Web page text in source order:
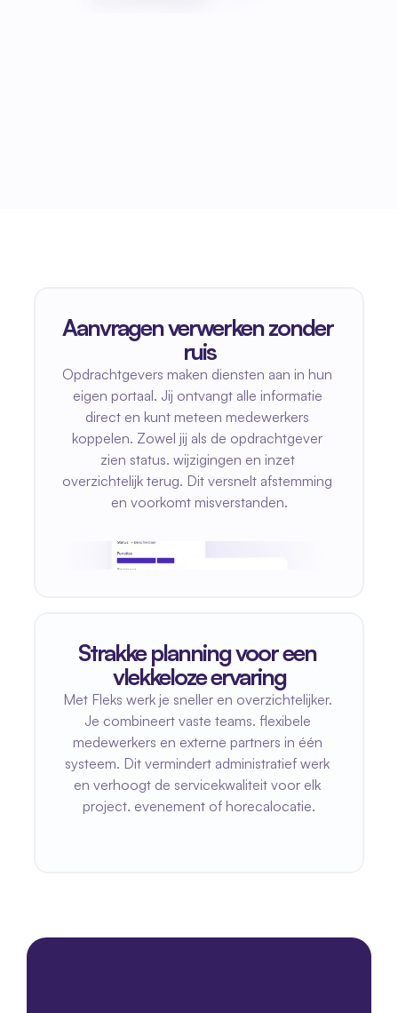
Aanvragen verwerken zonder
ruis
Opdrachtgevers maken diensten aan in hun
eigen portaal. Jij ontvangt alle informatie
direct en kunt meteen medewerkers
koppelen. Zowel jij als de opdrachtgever
zien status. wijzigingen en inzet
overzichtelijk terug. Dit versnelt afstemming
en voorkomt misverstanden.
Strakke planning voor een
vlekkeloze ervaring
Met Fleks werk je sneller en overzichtelijker.
Je combineert vaste teams. flexibele
medewerkers en externe partners in één
systeem. Dit vermindert administratief werk
en verhoogt de servicekwaliteit voor elk
project. evenement of horecalocatie.